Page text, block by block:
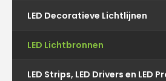
LED Decoratieve Lichtlijnen
LED Lichtbronnen
LED Strips, LED Drivers en LED